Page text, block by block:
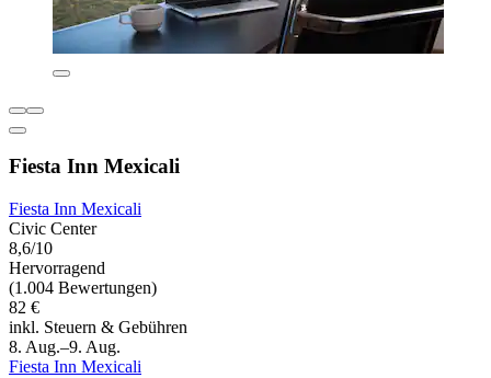
Fiesta Inn Mexicali
Fiesta Inn Mexicali
Civic Center
8,6/10
Hervorragend
(1.004 Bewertungen)
82 €
inkl. Steuern & Gebühren
8. Aug.–9. Aug.
Fiesta Inn Mexicali